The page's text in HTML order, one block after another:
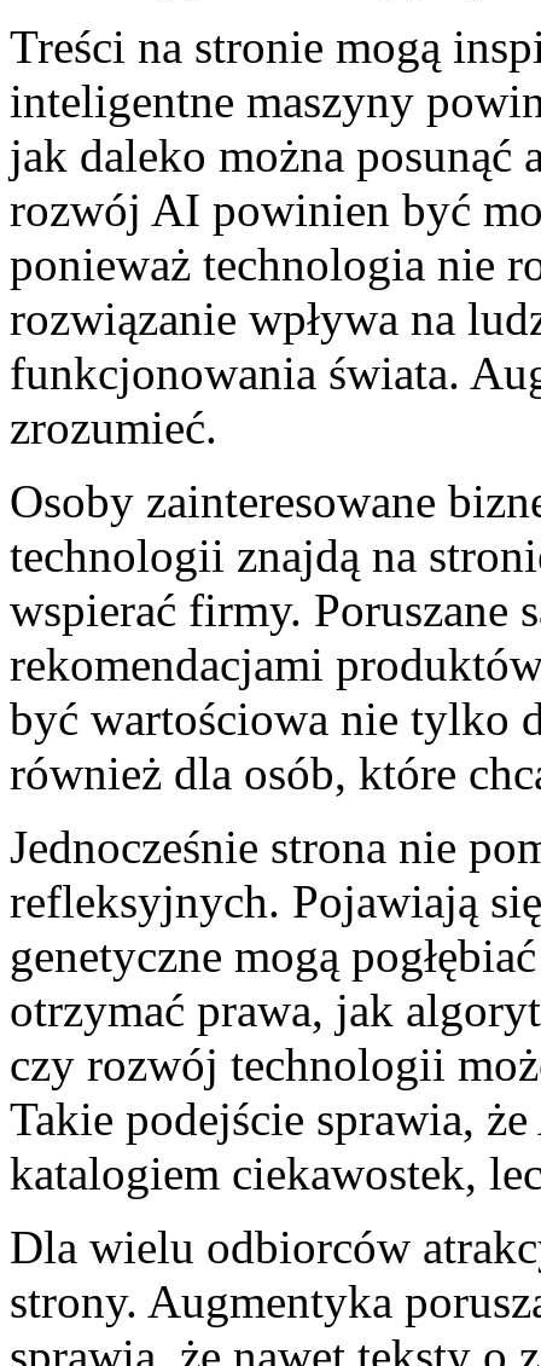
Treści na stronie mogą
inteligentne maszyny
jak daleko można posunąć
rozwój AI powinien być
ponieważ technologia nie
rozwiązanie wpływa na
funkcjonowania świata.
zrozumieć.
Osoby zainteresowane
technologii znajdą na
wspierać firmy. Poruszane
rekomendacjami
być wartościowa nie tylko
również dla osób, które
Jednocześnie strona nie
refleksyjnych. Pojawiają
genetyczne mogą
otrzymać prawa, jak
czy rozwój technologii
Takie podejście sprawia,
katalogiem ciekawostek,
Dla wielu odbiorców
strony. Augmentyka
sprawia, że nawet teksty o